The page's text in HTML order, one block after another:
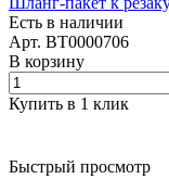
Есть в наличии
Арт. BT0000706
В корзину
Купить в 1 клик
Быстрый просмотр